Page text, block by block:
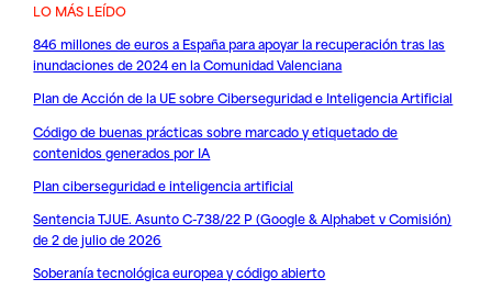
LO MÁS LEÍDO
846 millones de euros a España para apoyar la recuperación tras las
inundaciones de 2024 en la Comunidad Valenciana
Plan de Acción de la UE sobre Ciberseguridad e Inteligencia Artificial
Código de buenas prácticas sobre marcado y etiquetado de
contenidos generados por IA
Plan ciberseguridad e inteligencia artificial
Sentencia TJUE. Asunto C-738/22 P (Google & Alphabet v Comisión)
de 2 de julio de 2026
Soberanía tecnológica europea y código abierto